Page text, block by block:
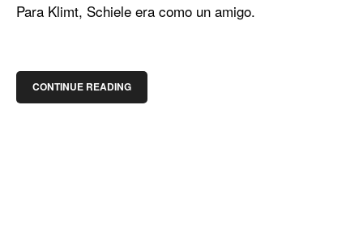
Para Klimt, Schiele era como un amigo.
CONTINUE READING